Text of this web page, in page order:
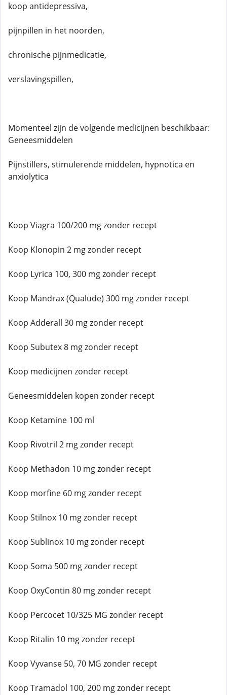
koop antidepressiva,
pijnpillen in het noorden,
chronische pijnmedicatie,
verslavingspillen,
Momenteel zijn de volgende medicijnen beschikbaar:
Geneesmiddelen
Pijnstillers, stimulerende middelen, hypnotica en
anxiolytica
Koop Viagra 100/200 mg zonder recept
Koop Klonopin 2 mg zonder recept
Koop Lyrica 100, 300 mg zonder recept
Koop Mandrax (Qualude) 300 mg zonder recept
Koop Adderall 30 mg zonder recept
Koop Subutex 8 mg zonder recept
Koop medicijnen zonder recept
Geneesmiddelen kopen zonder recept
Koop Ketamine 100 ml
Koop Rivotril 2 mg zonder recept
Koop Methadon 10 mg zonder recept
Koop morfine 60 mg zonder recept
Koop Stilnox 10 mg zonder recept
Koop Sublinox 10 mg zonder recept
Koop Soma 500 mg zonder recept
Koop OxyContin 80 mg zonder recept
Koop Percocet 10/325 MG zonder recept
Koop Ritalin 10 mg zonder recept
Koop Vyvanse 50, 70 MG zonder recept
Koop Tramadol 100, 200 mg zonder recept